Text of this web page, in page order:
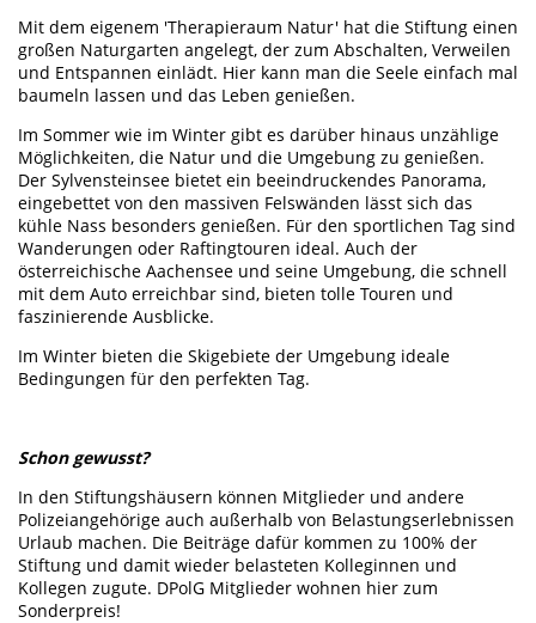
Mit dem eigenem 'Therapieraum Natur' hat die Stiftung einen
großen Naturgarten angelegt, der zum Abschalten, Verweilen
und Entspannen einlädt. Hier kann man die Seele einfach mal
baumeln lassen und das Leben genießen.
Im Sommer wie im Winter gibt es darüber hinaus unzählige
Möglichkeiten, die Natur und die Umgebung zu genießen.
Der Sylvensteinsee bietet ein beeindruckendes Panorama,
eingebettet von den massiven Felswänden lässt sich das
kühle Nass besonders genießen. Für den sportlichen Tag sind
Wanderungen oder Raftingtouren ideal. Auch der
österreichische Aachensee und seine Umgebung, die schnell
mit dem Auto erreichbar sind, bieten tolle Touren und
faszinierende Ausblicke.
Im Winter bieten die Skigebiete der Umgebung ideale
Bedingungen für den perfekten Tag.
Schon gewusst?
In den Stiftungshäusern können Mitglieder und andere
Polizeiangehörige auch außerhalb von Belastungserlebnissen
Urlaub machen. Die Beiträge dafür kommen zu 100% der
Stiftung und damit wieder belasteten Kolleginnen und
Kollegen zugute. DPolG Mitglieder wohnen hier zum
Sonderpreis!